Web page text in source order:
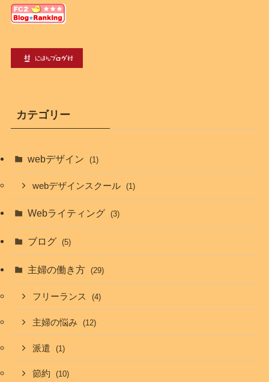
カテゴリー
webデザイン (1)
webデザインスクール (1)
Webライティング (3)
ブログ (5)
主婦の働き方 (29)
フリーランス (4)
主婦の悩み (12)
派遣 (1)
節約 (10)